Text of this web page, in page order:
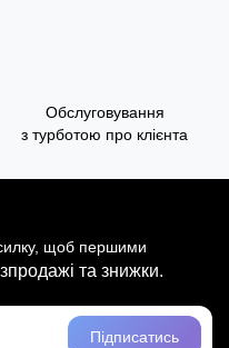
Обслуговування
з турботою про клієнта
щоб першими
та знижки.
Підписатись